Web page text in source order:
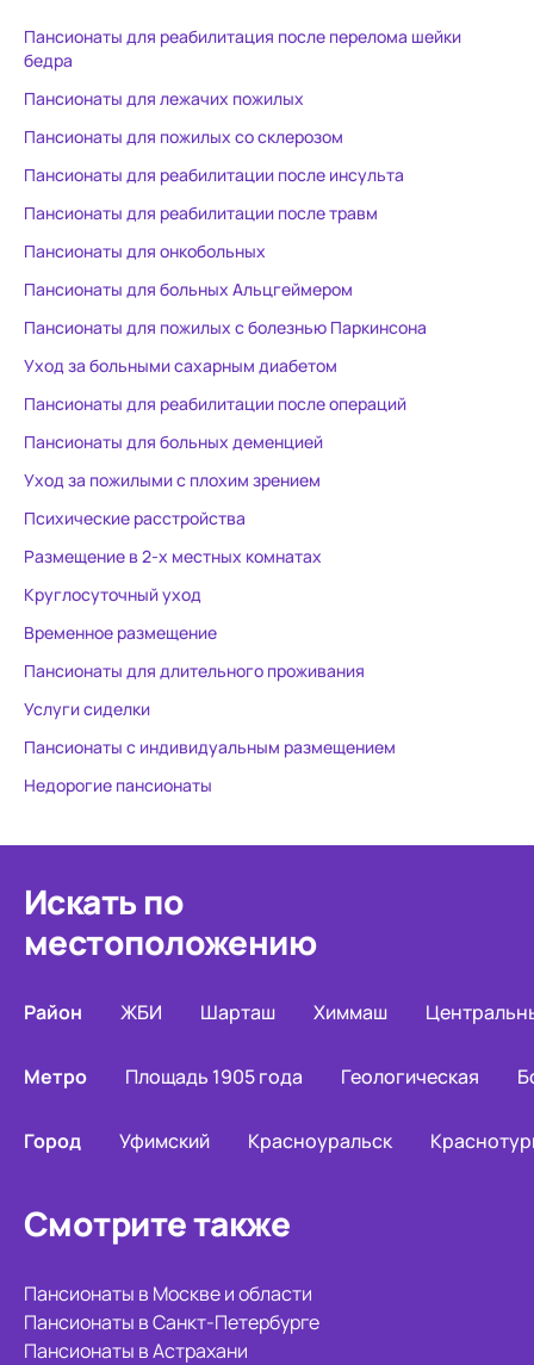
Пансионаты для реабилитация после перелома шейки
бедра
Пансионаты для лежачих пожилых
Пансионаты для пожилых со склерозом
Пансионаты для реабилитации после инсульта
Пансионаты для реабилитации после травм
Пансионаты для онкобольных
Пансионаты для больных Альцгеймером
Пансионаты для пожилых с болезнью Паркинсона
Уход за больными сахарным диабетом
Пансионаты для реабилитации после операций
Пансионаты для больных деменцией
Уход за пожилыми с плохим зрением
Психические расстройства
Размещение в 2-х местных комнатах
Круглосуточный уход
Временное размещение
Пансионаты для длительного проживания
Услуги сиделки
Пансионаты с индивидуальным размещением
Недорогие пансионаты
Искать по
местоположению
Район ЖБИ Шарташ Химмаш
Метро Площадь 1905 года Геологическая
Город Уфимский Красноуральск
Смотрите также
Пансионаты в Москве и области
Пансионаты в Санкт-Петербурге
Пансионаты в Астрахани